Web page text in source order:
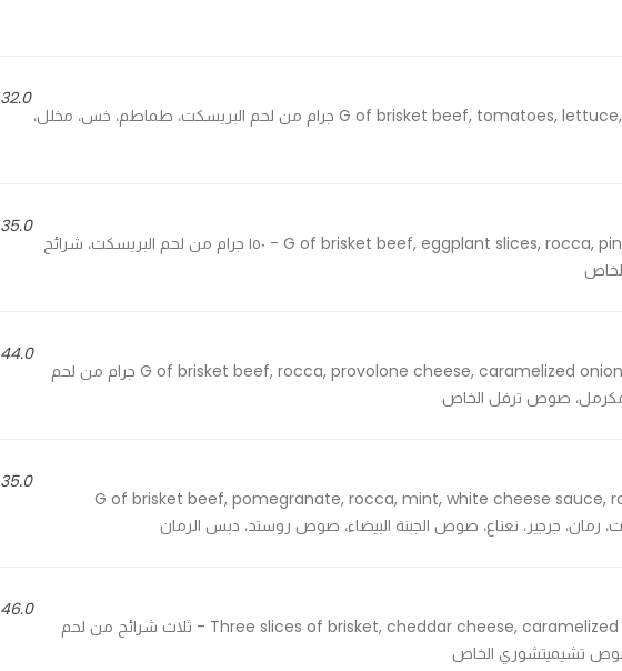
32.0 SAR
150 G of brisket beef, tomatoes, lettuce, pickles & roasted sauce - 150 جرام من لحم البريسكت، طماطم، خس، مخلل،
35.0 SAR
150 G of brisket beef, eggplant slices, rocca, pine nuts & special tahina sauce - ١٥٠ جرام من لحم البريسكت، شرائح
44.0 SAR
150 G of brisket beef, rocca, provolone cheese, caramelized onions & special truffle sauce - 150 جرام من لحم
مكرمل، صوص ترفل الخاص
35.0 SAR
150 G of brisket beef, pomegranate, rocca, mint, white cheese
46.0 SAR
Three slices of brisket, cheddar cheese, caramelized onions, special chimichurri sauce - ثلاث شرائح من لحم
صوص تشيميتشوري الخاص